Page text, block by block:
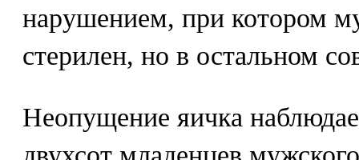
нарушением, при котором
стерилен, но в остальном
Неопущение яичка